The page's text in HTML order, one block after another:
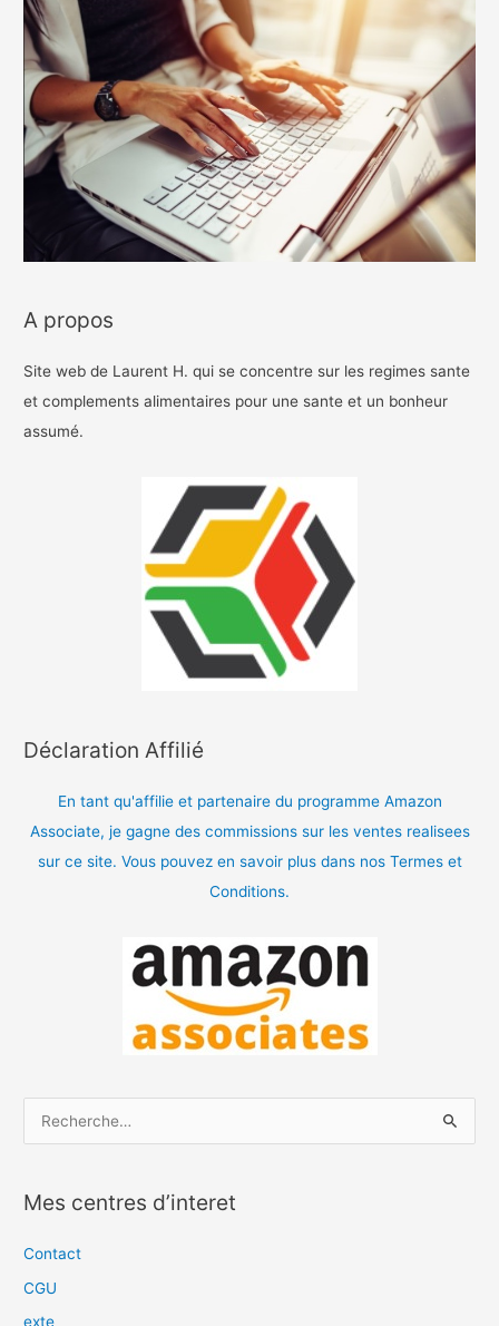
A propos
Site web de Laurent H. qui se concentre sur les regimes sante
et complements alimentaires pour une sante et un bonheur
assumé.
Déclaration Affilié
En tant qu'affilie et partenaire du programme Amazon
Associate, je gagne des commissions sur les ventes realisees
sur ce site. Vous pouvez en savoir plus dans nos Termes et
Conditions.
h
e
Mes centres d’interet
Contact
CGU
exte